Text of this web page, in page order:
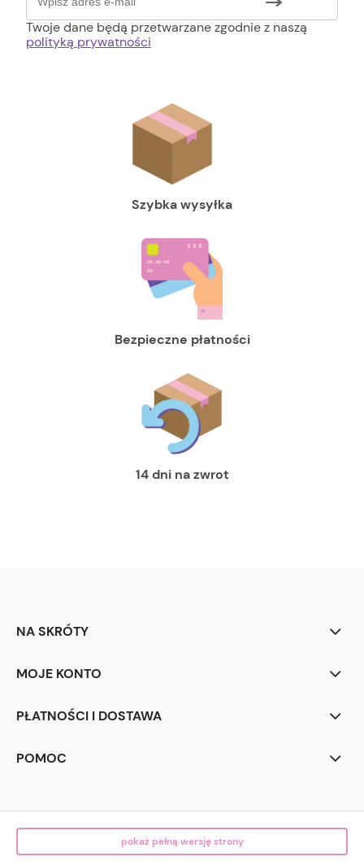
Twoje dane będą przetwarzane zgodnie z naszą
polityką prywatności
Szybka wysyłka
Bezpieczne płatności
14 dni na zwrot
NA SKRÓTY
MOJE KONTO
PŁATNOŚCI I DOSTAWA
POMOC
pokaż pełną wersję strony